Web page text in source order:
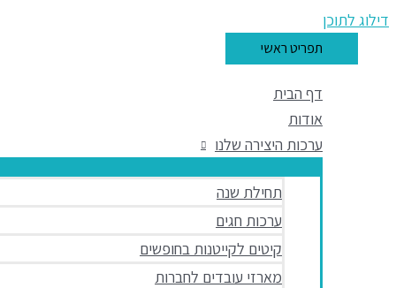
דילוג לתוכן
תפריט ראשי
דף הבית
אודות
ערכות היצירה שלנו
תחילת שנה
ערכות חגים
קיטים לקייטנות בחופשים
מארזי עובדים לחברות